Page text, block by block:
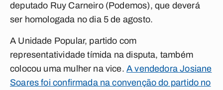
deputado Ruy Carneiro (Podemos), que deverá
ser homologada no dia 5 de agosto.
A Unidade Popular, partido com
representatividade tímida na disputa, também
colocou uma mulher na vice.A vendedora Josiane
Soares foi confirmada na convenção do partido no